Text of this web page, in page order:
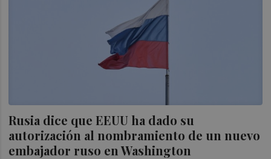
Rusia dice que EEUU ha dado su
autorización al nombramiento de un nuevo
embajador ruso en Washington